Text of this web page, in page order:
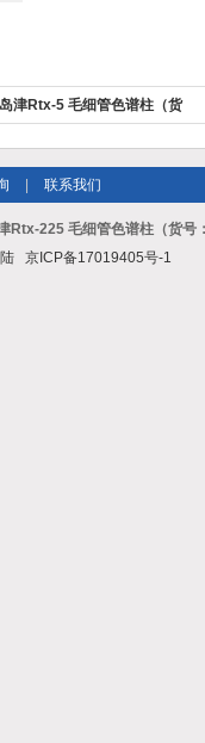
津Rtx-5 毛细管色谱柱（货
联系我们
Rtx-225 毛细管色谱柱（货号
京ICP备17019405号-1